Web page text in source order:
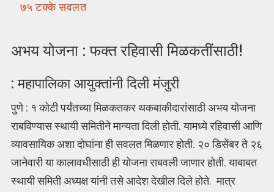
७५ टक्के सवलत
अभय योजना : फक्त रहिवासी मिळकतींसाठी!
: महापालिका आयुक्तांनी दिली मंजुरी
पुणे : १ कोटी पर्यंतच्या मिळकतकर थकबाकीदारांसाठी अभय योजना
राबविण्यास स्थायी समितीने मान्यता दिली होती. यामध्ये रहिवासी आणि
व्यावसायिक अशा दोघांना ही सवलत मिळणार होती. २० डिसेंबर ते २६
जानेवारी या कालावधीसाठी ही योजना राबवली जाणार होती. याबाबत
स्थायी समिती अध्यक्ष यांनी तसे आदेश देखील दिले होते. मात्र